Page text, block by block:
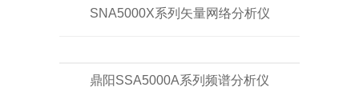
SNA5000X系列矢量网络分析仪
鼎阳SSA5000A系列频谱分析仪